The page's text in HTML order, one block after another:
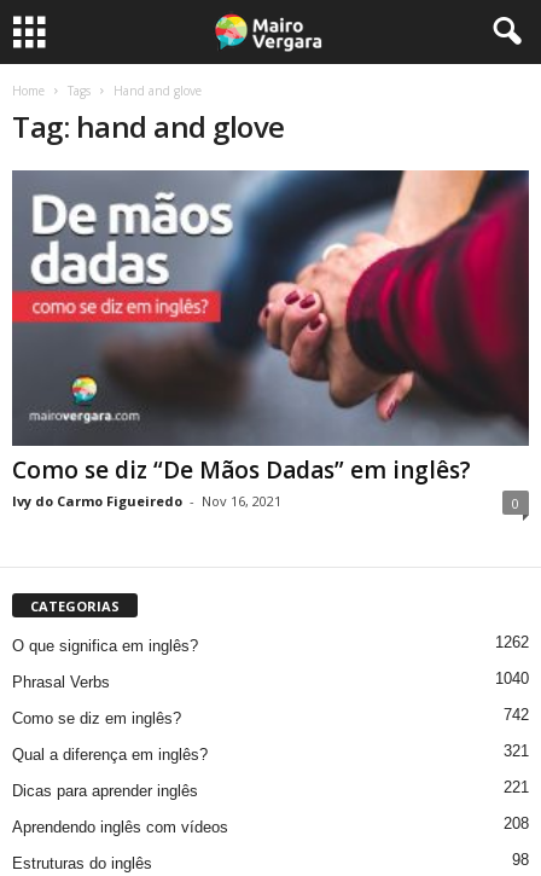
Home Tags Hand and glove
Tag: hand and glove
Como se diz “De Mãos Dadas” em inglês?
Ivy do Carmo Figueiredo - Nov 16, 2021 0
CATEGORIAS
O que significa em inglês? 1262
Phrasal Verbs 1040
Como se diz em inglês? 742
Qual a diferença em inglês? 321
Dicas para aprender inglês 221
Aprendendo inglês com vídeos 208
Estruturas do inglês 98